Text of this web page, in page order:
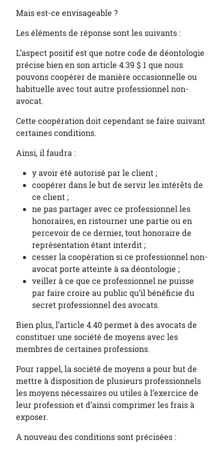
Mais est-ce envisageable ?
Les éléments de réponse sont les suivants :
L’aspect positif est que notre code de déontologie
précise bien en son article 4.39 $ 1 que nous
pouvons coopérer de manière occasionnelle ou
habituelle avec tout autre professionnel non-
avocat.
Cette coopération doit cependant se faire suivant
certaines conditions.
Ainsi, il faudra :
y avoir été autorisé par le client ;
coopérer dans le but de servir les intérêts de
ce client ;
ne pas partager avec ce professionnel les
honoraires, en ristourner une partie ou en
percevoir de ce dernier, tout honoraire de
représentation étant interdit ;
cesser la coopération si ce professionnel non-
avocat porte atteinte à sa déontologie ;
veiller à ce que ce professionnel ne puisse
par faire croire au public qu’il bénéficie du
secret professionnel des avocats.
Bien plus, l’article 4.40 permet à des avocats de
constituer une société de moyens avec les
membres de certaines professions.
Pour rappel, la société de moyens a pour but de
mettre à disposition de plusieurs professionnels
les moyens nécessaires ou utiles à l’exercice de
leur profession et d’ainsi comprimer les frais à
exposer.
A nouveau des conditions sont précisées :